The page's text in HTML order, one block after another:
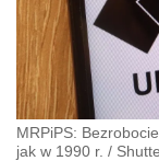
MRPiPS:
jak w 1990 r. /